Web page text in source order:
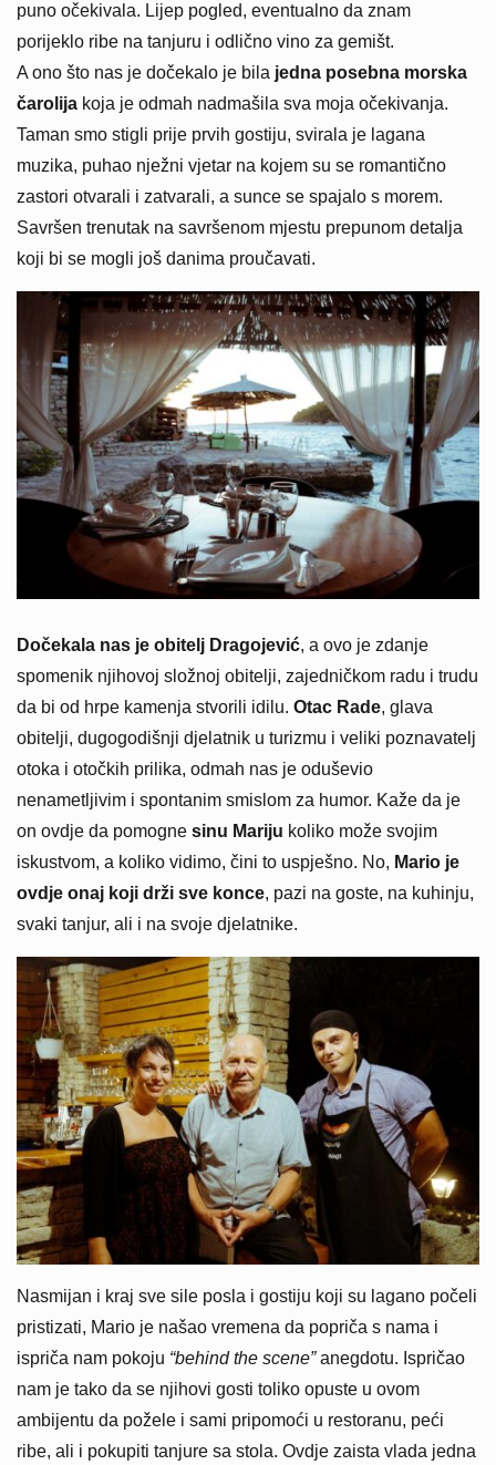
puno očekivala. Lijep pogled, eventualno da znam
porijeklo ribe na tanjuru i odlično vino za gemišt.
A ono što nas je dočekalo je bila jedna posebna morska
čarolija koja je odmah nadmašila sva moja očekivanja.
Taman smo stigli prije prvih gostiju, svirala je lagana
muzika, puhao nježni vjetar na kojem su se romantično
zastori otvarali i zatvarali, a sunce se spajalo s morem.
Savršen trenutak na savršenom mjestu prepunom detalja
koji bi se mogli još danima proučavati.
Dočekala nas je obitelj Dragojević, a ovo je zdanje
spomenik njihovoj složnoj obitelji, zajedničkom radu i trudu
da bi od hrpe kamenja stvorili idilu. Otac Rade, glava
obitelji, dugogodišnji djelatnik u turizmu i veliki poznavatelj
otoka i otočkih prilika, odmah nas je oduševio
nenametljivim i spontanim smislom za humor. Kaže da je
on ovdje da pomogne sinu Mariju koliko može svojim
iskustvom, a koliko vidimo, čini to uspješno. No, Mario je
ovdje onaj koji drži sve konce, pazi na goste, na kuhinju,
svaki tanjur, ali i na svoje djelatnike.
Nasmijan i kraj sve sile posla i gostiju koji su lagano počeli
pristizati, Mario je našao vremena da popriča s nama i
ispriča nam pokoju “behind the scene”anegdotu. Ispričao
nam je tako da se njihovi gosti toliko opuste u ovom
ambijentu da požele i sami pripomoći u restoranu, peći
ribe, ali i pokupiti tanjure sa stola. Ovdje zaista vlada jedna